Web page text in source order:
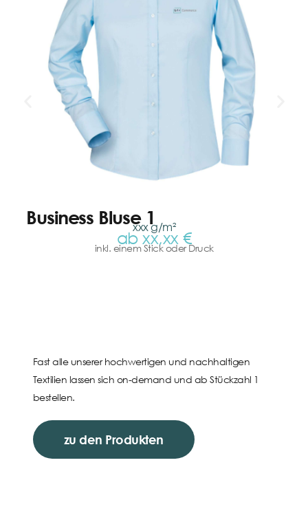
Fast alle unserer hochwertigen und nachhaltigen
Textilien lassen sich on-demand und ab Stückzahl 1
bestellen.
zu den Produkten
Business Bluse 1xxx g/m²
ab xx,xx €
inkl. einem Stick oder Druck